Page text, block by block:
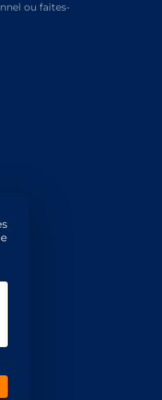
ou faites-